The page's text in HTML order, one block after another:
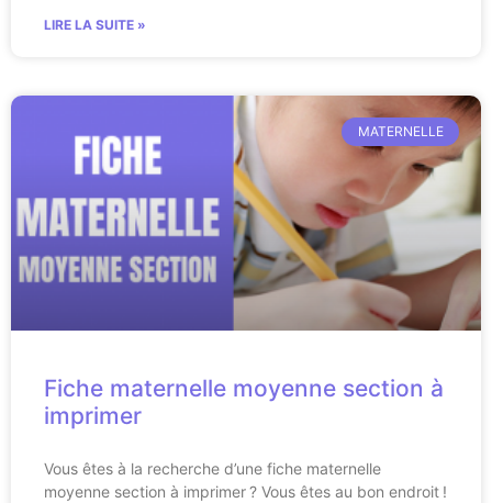
LIRE LA SUITE »
MATERNELLE
Fiche maternelle moyenne section à
imprimer
Vous êtes à la recherche d’une fiche maternelle
moyenne section à imprimer ? Vous êtes au bon endroit !